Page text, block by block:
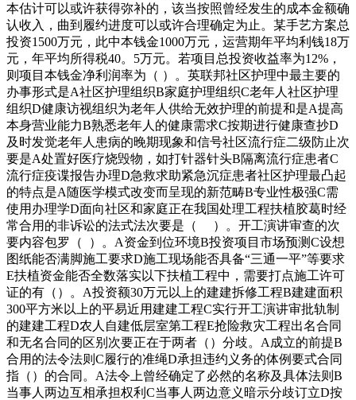
本估计可以或许获得弥补的，该当按照曾经发生的成本金额确
认收入，曲到履约进度可以或许合理确定为止。某手艺方案总
投资1500万元，此中本钱金1000万元，运营期年平均利钱18万
元，年平均所得税40。5万元。若项目总投资收益率为12%，
则项目本钱金净利润率为（ ）。英联邦社区护理中最主要的
办事形式是A社区护理组织B家庭护理组织C老年人社区护理
组织D健康访视组织为老年人供给无效护理的前提和是A提高
本身营业能力B熟悉老年人的健康需求C按期进行健康查抄D
及时发觉老年人患病的晚期现象和信号社区流行症二级防止次
要是A处置好医疗烧毁物，如打针器针头B隔离流行症患者C
流行症疫谍报告办理D急救求助紧急沉症患者社区护理最凸起
的特点是A随医学模式改变而呈现的新范畴B专业性极强C需
使用办理学D面向社区和家庭正在我国处理工程扶植胶葛时经
常合用的非诉讼的法式法次要是（ ）。开工演讲审查的次
要内容包罗（ ）。A资金到位环境B投资项目市场预测C设想
图纸能否满脚施工要求D施工现场能否具备“三通一平”等要求
E扶植资金能否全数落实以下扶植工程中，需要打点施工许可
证的有（）。A投资额30万元以上的建建拆修工程B建建面积
300平方米以上的平易近用建建工程C实行开工演讲审批轨制
的建建工程D农人自建低层室第工程E抢险救灾工程出名合同
和无名合同的区别次要正在于两者（）分歧。A成立的前提B
合用的法令法则C履行的准绳D承担违约义务的体例要式合同
指（）的合同。A法令上曾经确定了必然的名称及具体法则B
当事人两边互相承担权利C当事人两边意义暗示分歧订立D按